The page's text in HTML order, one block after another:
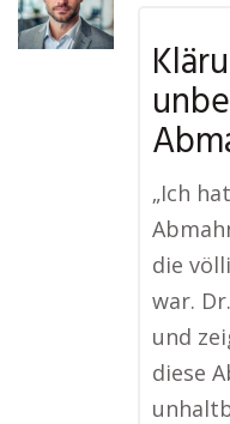
„Ich
die
war.
und
diese